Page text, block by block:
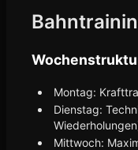
Montag:
Dienstag:
Mittwoch: